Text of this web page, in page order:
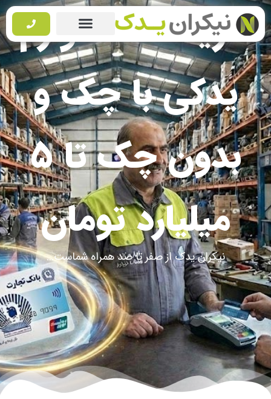
خرید عمده لوازم
یدکی با چک و
بدون چک تا ۵
میلیارد تومان
نیکران یدک از صفر تا صد همراه شماست...